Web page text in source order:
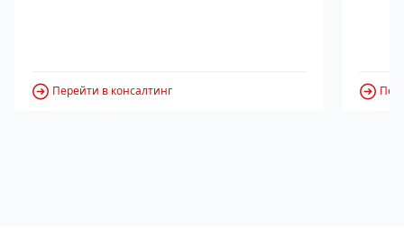
Перейти в консалтинг